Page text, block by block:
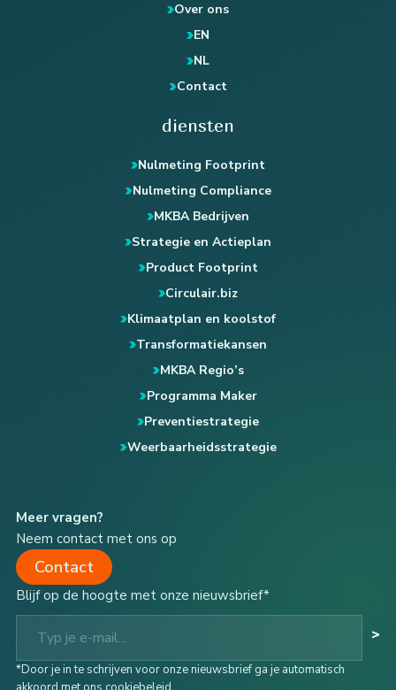
Over ons
EN
NL
Contact
diensten
Nulmeting Footprint
Nulmeting Compliance
MKBA Bedrijven
Strategie en Actieplan
Product Footprint
Circulair.biz
Klimaatplan en koolstof
Transformatiekansen
MKBA Regio’s
Programma Maker
Preventiestrategie
Weerbaarheidsstrategie
Meer vragen?
Neem contact met ons op
Contact
Blijf op de hoogte met onze nieuwsbrief*
Typ je e-mail...
>
*Door je in te schrijven voor onze nieuwsbrief ga je automatisch